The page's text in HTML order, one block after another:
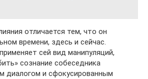
отличается тем, что он
времени, здесь и сейчас.
сей вид манипуляций,
сознание собеседника
диалогом и сфокусированным